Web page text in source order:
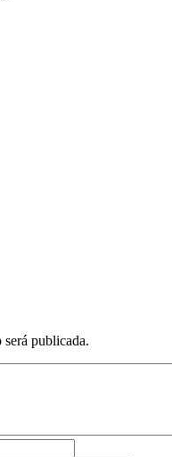
publicada.